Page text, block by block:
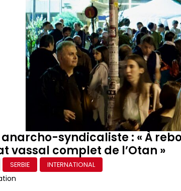
syndicaliste : « À
vassal complet de l’Otan »
SERBIE INTERNATIONAL